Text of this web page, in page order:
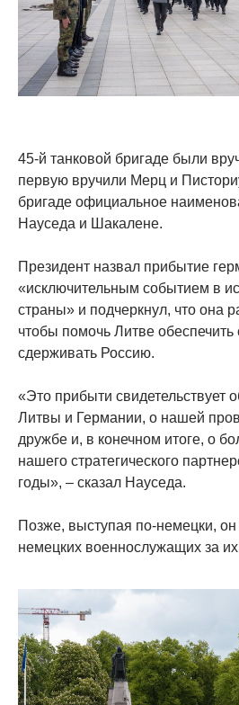
45-й танковой бригаде были
первую вручили Мерц и
бригаде официальное
Науседа и Шакалене.
Президент назвал прибытие
«исключительным событием в
страны» и подчеркнул, что она
чтобы помочь Литве
сдерживать Россию.
«Это прибыти свидетельствует
Литвы и Германии, о нашей
дружбе и, в конечном итоге, о
нашего стратегического
годы», – сказал Науседа.
Позже, выступая по-немецки, он
немецких военнослужащих за